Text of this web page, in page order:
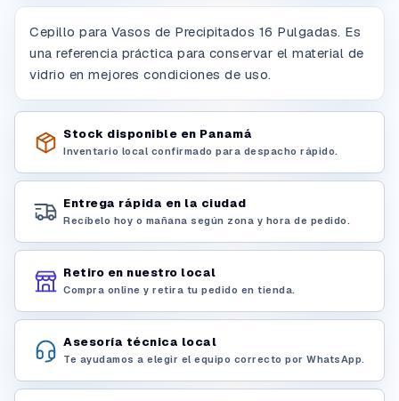
Cepillo para Vasos de Precipitados 16 Pulgadas. Es
una referencia práctica para conservar el material de
vidrio en mejores condiciones de uso.
Stock disponible en Panamá
Inventario local confirmado para despacho rápido.
Entrega rápida en la ciudad
Recíbelo hoy o mañana según zona y hora de pedido.
Retiro en nuestro local
Compra online y retira tu pedido en tienda.
Asesoría técnica local
Te ayudamos a elegir el equipo correcto por WhatsApp.